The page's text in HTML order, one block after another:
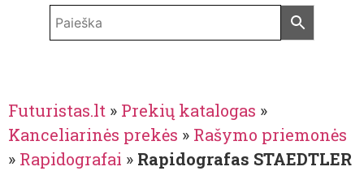
Futuristas.lt » Prekių katalogas »
Kanceliarinės prekės » Rašymo priemonės
» Rapidografai » Rapidografas STAEDTLER